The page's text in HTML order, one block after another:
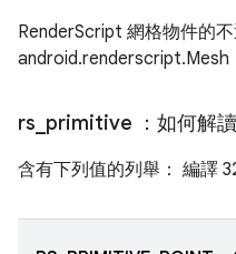
RenderScript 網格物件的
android.renderscript.Mesh
rs primitive ：如何解
含有下列值的列舉： 編譯